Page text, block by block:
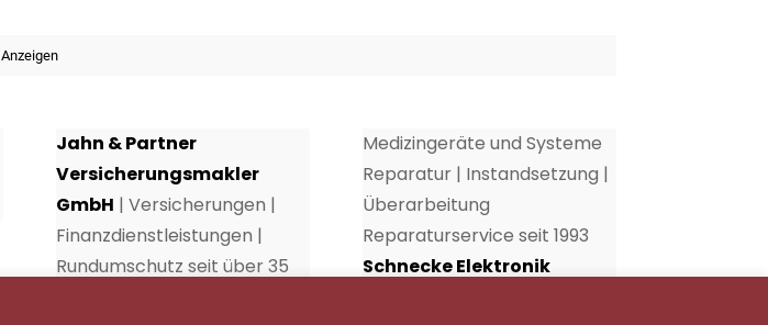
Anzeigen
Jahn & Partner
Versicherungsmakler
GmbH | Versicherungen |
Finanzdienstleistungen |
Rundumschutz seit über 35
Medizingeräte und Systeme
Reparatur | Instandsetzung |
Überarbeitung
Reparaturservice seit 1993
Schnecke Elektronik